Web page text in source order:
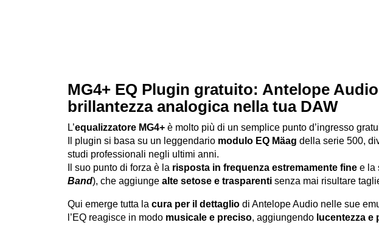
MG4+ EQ Plugin gratuito: Antelope
brillantezza analogica nella tua DAW
L’equalizzatore MG4+ è molto più di un semplice punto d’ingresso
Il plugin si basa su un leggendario modulo EQ Mäag della serie 500,
studi professionali negli ultimi anni.
Il suo punto di forza è la risposta in frequenza estremamente fine e la
Band), che aggiunge alte setose e trasparenti senza mai risultare
Qui emerge tutta la cura per il dettaglio di Antelope Audio nelle sue
l’EQ reagisce in modo musicale e preciso, aggiungendo lucentezza e